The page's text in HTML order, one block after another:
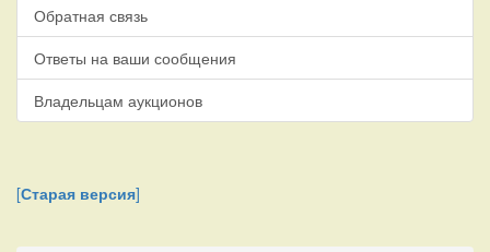
Обратная связь
Ответы на ваши сообщения
Владельцам аукционов
[Старая версия]